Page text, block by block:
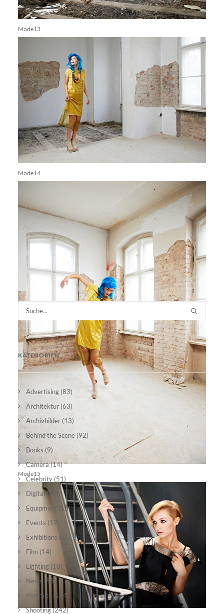
Mode13
Mode14
Mode15
KATEGORIEN
Advertising (83)
Architektur (63)
Archivbilder (13)
Behind the Scene (92)
Books (9)
Camera(14)
Celebrity (51)
Digital(10)
Equipment
(16)
Events (17)
Exhibitions(8)
Film (14)
Lighting (10)
News (58)
Portraits (154)
Shooting(242)